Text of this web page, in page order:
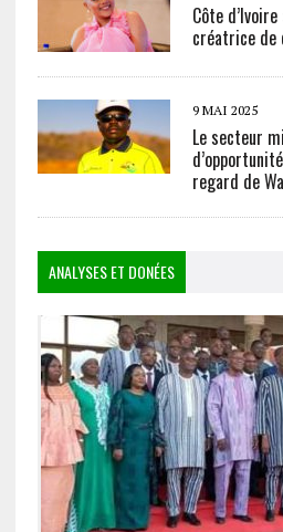
Côte
créatrice de
9 MAI 2025
Le secteur
regard de
ANALYSES ET DONÉES